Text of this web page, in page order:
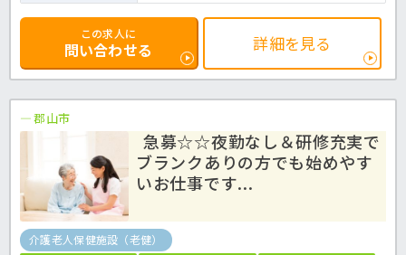
この求人に
問い合わせる 詳細を見る
郡山市
急募☆☆夜勤なし＆研修充実で
ブランクありの方でも始めやす
いお仕事です...
介護老人保健施設（老健）